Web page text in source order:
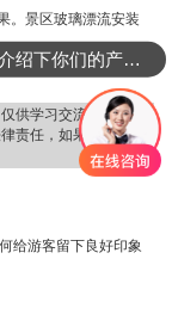
。景区玻璃漂流安装
供学习交流，版权归
责任，如果有侵犯到
给游客留下良好印象
可以介绍下你们的产品么